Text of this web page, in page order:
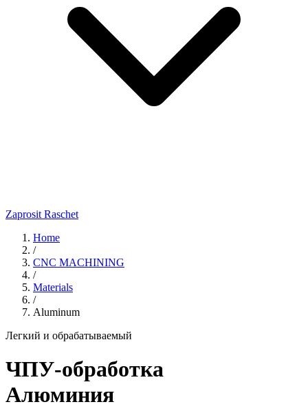
Zaprosit Raschet
Home
/
CNC MACHINING
/
Materials
/
Aluminum
Легкий и обрабатываемый
ЧПУ-обработка
Алюминия